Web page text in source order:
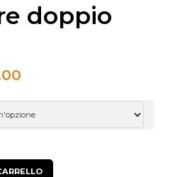
doppio
prezzo:
da
€750.00
€900.00